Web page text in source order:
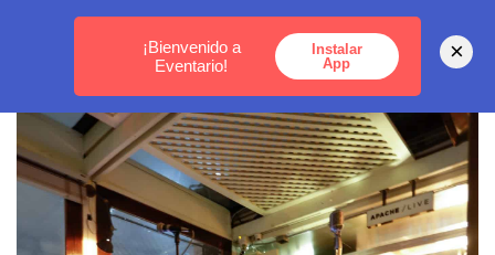
MEDELLÍN - BOGOTÁ - CARTAGENA
¡Bienvenido a
Eventario!
Instalar
App
×